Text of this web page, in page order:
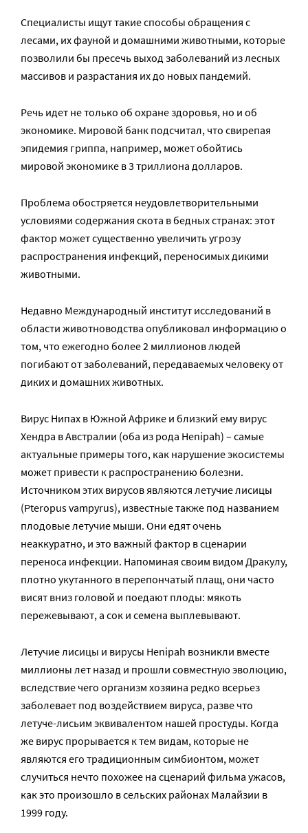
Специалисты ищут такие способы обращения с
лесами, их фауной и домашними животными, которые
позволили бы пресечь выход заболеваний из лесных
массивов и разрастания их до новых пандемий.
Речь идет не только об охране здоровья, но и об
экономике. Мировой банк подсчитал, что свирепая
эпидемия гриппа, например, может обойтись
мировой экономике в 3 триллиона долларов.
Проблема обостряется неудовлетворительными
условиями содержания скота в бедных странах: этот
фактор может существенно увеличить угрозу
распространения инфекций, переносимых дикими
животными.
Недавно Международный институт исследований в
области животноводства опубликовал информацию о
том, что ежегодно более 2 миллионов людей
погибают от заболеваний, передаваемых человеку от
диких и домашних животных.
Вирус Нипах в Южной Африке и близкий ему вирус
Хендра в Австралии (оба из рода Henipah) – самые
актуальные примеры того, как нарушение экосистемы
может привести к распространению болезни.
Источником этих вирусов являются летучие лисицы
(Pteropus vampyrus), известные также под названием
плодовые летучие мыши. Они едят очень
неаккуратно, и это важный фактор в сценарии
переноса инфекции. Напоминая своим видом Дракулу,
плотно укутанного в перепончатый плащ, они часто
висят вниз головой и поедают плоды: мякоть
пережевывают, а сок и семена выплевывают.
Летучие лисицы и вирусы Henipah возникли вместе
миллионы лет назад и прошли совместную эволюцию,
вследствие чего организм хозяина редко всерьез
заболевает под воздействием вируса, разве что
летуче-лисьим эквивалентом нашей простуды. Когда
же вирус прорывается к тем видам, которые не
являются его традиционным симбионтом, может
случиться нечто похожее на сценарий фильма ужасов,
как это произошло в сельских районах Малайзии в
1999 году.